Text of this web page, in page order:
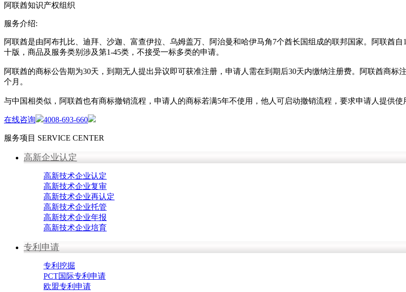
阿联酋知识产权组织
服务介绍:
阿联酋是由阿布扎比、迪拜、沙迦、富查伊拉、乌姆盖万、阿治曼和哈伊马角7个酋长国组成的联邦国家。阿联酋
十版，商品及服务类别涉及第1-45类，不接受一标多类的申请。
阿联酋的商标公告期为30天，到期无人提出异议即可获准注册，申请人需在到期后30天内缴纳注册费。阿联酋商
个月。
与中国相类似，阿联酋也有商标撤销流程，申请人的商标若满5年不使用，他人可启动撤销流程，要求申请人提供使
在线咨询 4008-693-660
服务项目 SERVICE CENTER
高新企业认定
高新技术企业认定
高新技术企业复审
高新技术企业再认定
高新技术企业托管
高新技术企业年报
高新技术企业培育
专利申请
专利挖掘
PCT国际专利申请
欧盟专利申请